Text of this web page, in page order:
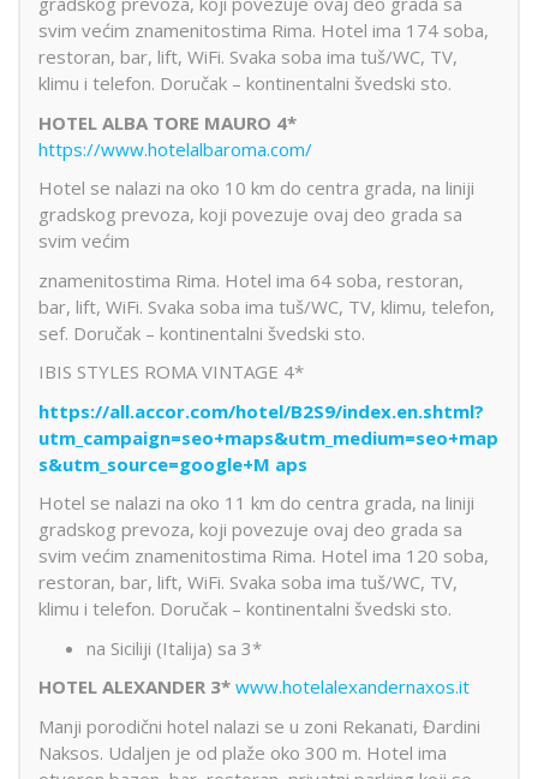
svim većim znamenitostima Rima. Hotel ima 174 soba,
restoran, bar, lift, WiFi. Svaka soba ima tuš/WC, TV,
klimu i telefon. Doručak – kontinentalni švedski sto.
HOTEL ALBA TORE MAURO 4*
https://www.hotelalbaroma.com/
Hotel se nalazi na oko 10 km do centra grada, na liniji
gradskog prevoza, koji povezuje ovaj deo grada sa
svim većim
znamenitostima Rima. Hotel ima 64 soba, restoran,
bar, lift, WiFi. Svaka soba ima tuš/WC, TV, klimu, telefon,
sef. Doručak – kontinentalni švedski sto.
IBIS STYLES ROMA VINTAGE 4*
https://all.accor.com/hotel/B2S9/index.en.shtml?
utm_campaign=seo+maps&utm_medium=seo+map
s&utm_source=google+M aps
Hotel se nalazi na oko 11 km do centra grada, na liniji
gradskog prevoza, koji povezuje ovaj deo grada sa
svim većim znamenitostima Rima. Hotel ima 120 soba,
restoran, bar, lift, WiFi. Svaka soba ima tuš/WC, TV,
klimu i telefon. Doručak – kontinentalni švedski sto.
na Siciliji (Italija) sa 3*
HOTEL ALEXANDER 3* www.hotelalexandernaxos.it
Manji porodični hotel nalazi se u zoni Rekanati, Đardini
Naksos. Udaljen je od plaže oko 300 m. Hotel ima